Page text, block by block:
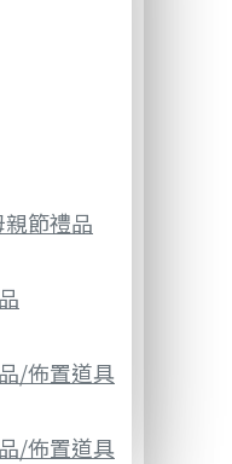
節禮品
/佈置道具
/佈置道具